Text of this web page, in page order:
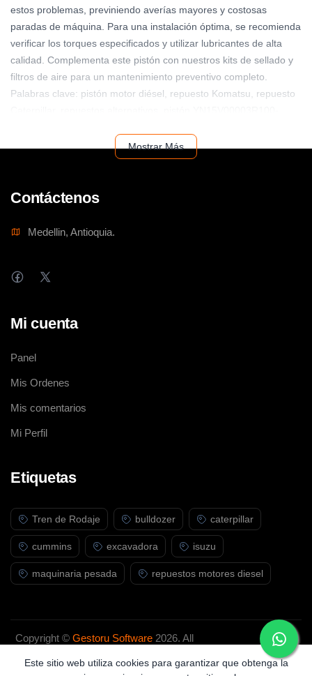
estos problemas, previniendo averías mayores y costosas
paradas de máquina. Para una instalación óptima, se recomienda
verificar los torques especificados y utilizar lubricantes de alta
calidad. Complementa este pistón con nuestros kits de sellado y
filtros de aire para un mantenimiento preventivo completo.
Palabras clave: pistón motor diésel, repuesto Komatsu, repuesto
Mostrar Más
Contáctenos
Medellin, Antioquia.
Mi cuenta
Panel
Mis Ordenes
Mis comentarios
Mi Perfil
Etiquetas
Tren de Rodaje bulldozer caterpillar
cummins excavadora isuzu
maquinaria pesada repuestos motores diesel
Copyright ©Gestoru Software 2026. All
Este sitio web utiliza cookies para garantizar que obtenga la